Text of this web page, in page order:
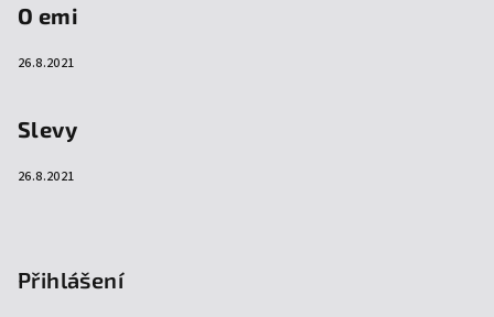
O emi
26.8.2021
Slevy
26.8.2021
Přihlášení